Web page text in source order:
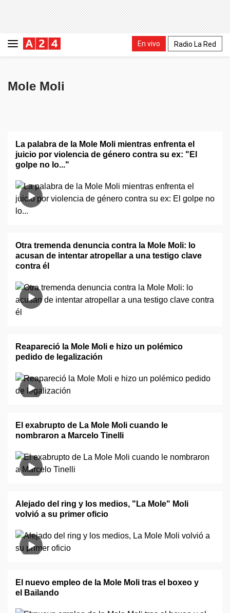
En vivo Radio La Red
Mole Moli
La palabra de la Mole Moli mientras enfrenta el
juicio por violencia de género contra su ex: "El
golpe no lo..."
Otra tremenda denuncia contra la Mole Moli: lo
acusan de intentar atropellar a una testigo clave
contra él
Reapareció la Mole Moli e hizo un polémico
pedido de legalización
El exabrupto de La Mole Moli cuando le
nombraron a Marcelo Tinelli
Alejado del ring y los medios, "La Mole" Moli
volvió a su primer oficio
El nuevo empleo de la Mole Moli tras el boxeo y
el Bailando